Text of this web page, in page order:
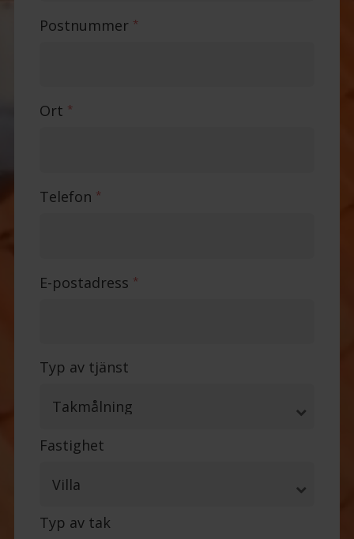
Postnummer *
Ort *
Telefon *
E-postadress *
Typ av tjänst
Fastighet
Typ av tak